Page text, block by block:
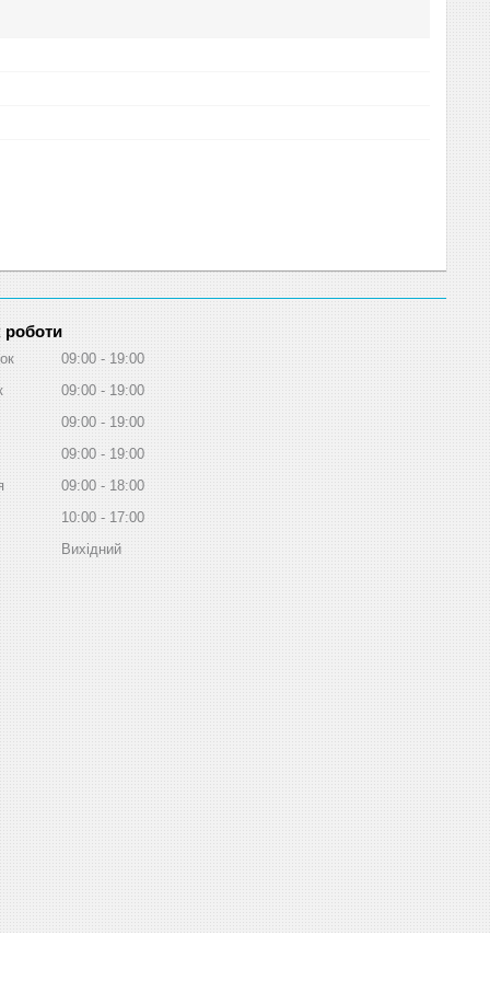
роботи
09:00
19:00
09:00
19:00
09:00
19:00
09:00
19:00
09:00
18:00
10:00
17:00
Вихідний